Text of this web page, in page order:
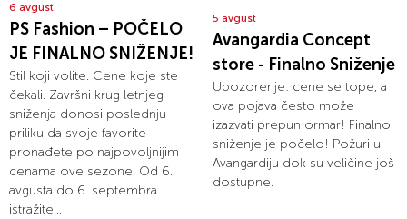
6 avgust
PS Fashion – POČELO
JE FINALNO SNIŽENJE!
Stil koji volite. Cene koje ste
čekali. Završni krug letnjeg
sniženja donosi poslednju
priliku da svoje favorite
pronađete po najpovoljnijim
cenama ove sezone. Od 6.
avgusta do 6. septembra
istražite...
5 avgust
Avangardia Concept
store - Finalno Sniženje
Upozorenje: cene se tope, a
ova pojava često može
izazvati prepun ormar! Finalno
sniženje je počelo! Požuri u
Avangardiju dok su veličine još
dostupne.